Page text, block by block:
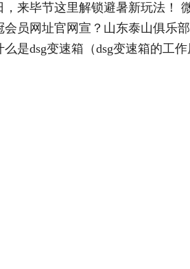
，来毕节这里解锁避暑新玩法！
会员网址官网宣？山东泰山俱乐
么是dsg变速箱（dsg变速箱的工